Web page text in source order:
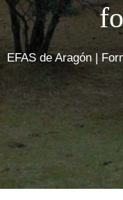
EFAS de Aragón |